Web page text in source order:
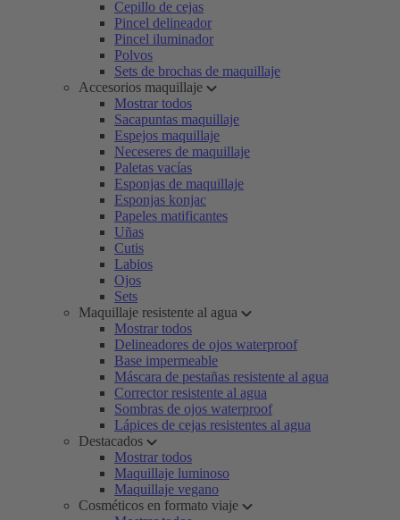
Cepillo de cejas
Pincel delineador
Pincel iluminador
Polvos
Sets de brochas de maquillaje
Accesorios maquillaje
Mostrar todos
Sacapuntas maquillaje
Espejos maquillaje
Neceseres de maquillaje
Paletas vacías
Esponjas de maquillaje
Esponjas konjac
Papeles matificantes
Uñas
Cutis
Labios
Ojos
Sets
Maquillaje resistente al agua
Mostrar todos
Delineadores de ojos waterproof
Base impermeable
Máscara de pestañas resistente al agua
Corrector resistente al agua
Sombras de ojos waterproof
Lápices de cejas resistentes al agua
Destacados
Mostrar todos
Maquillaje luminoso
Maquillaje vegano
Cosméticos en formato viaje